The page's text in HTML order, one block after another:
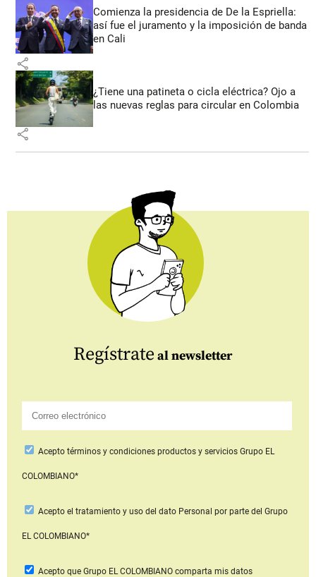
Comienza la presidencia de De la Espriella:
así fue el juramento y la imposición de banda
en Cali
share
¿Tiene una patineta o cicla eléctrica? Ojo a
las nuevas reglas para circular en Colombia
share
Regístrate al newsletter
Aceptotérminos y condiciones productos y serviciosGrupo EL
COLOMBIANO*
Acepto el tratamiento y uso del dato Personal por parte del Grupo
EL COLOMBIANO*
Acepto que Grupo EL COLOMBIANOcomparta mis datos